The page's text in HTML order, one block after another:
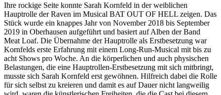
Ihre rockige Seite konnte Sarah Kornfeld in der weiblichen
Hauptrolle der Raven im Musical BAT OUT OF HELL zeigen. Das
Stück wurde ein knappes Jahr von November 2018 bis September
2019 in Oberhausen aufgeführt und basiert auf Alben der Band
Meat Loaf. Die Übernahme der Hauptrolle als Erstbesetzung war
Kornfelds erste Erfahrung mit einem Long-Run-Musical mit bis zu
acht Shows pro Woche. An die körperlichen und auch physischen
Belastungen, die eine Hauptrollen-Erstbesetzung mit sich mitbringt,
musste sich Sarah Kornfeld erst gewöhnen. Hilfreich dabei die Rolle
für sich selbst zu kreieren und damit es auf Dauer nicht langweilig